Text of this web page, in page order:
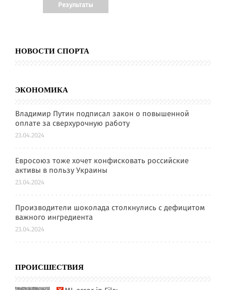
НОВОСТИ СПОРТА
ЭКОНОМИКА
Владимир Путин подписал закон о повышенной
оплате за сверхурочную работу
23.04.2024
Евросоюз тоже хочет конфисковать российские
активы в пользу Украины
23.04.2024
Производители шоколада столкнулись с дефицитом
важного ингредиента
23.04.2024
ПРОИСШЕСТВИЯ